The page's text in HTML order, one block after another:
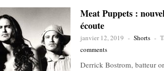
Meat Puppets :
écoute
janvier 12, 2019 - Shorts -
comments
Derrick Bostrom, batteur